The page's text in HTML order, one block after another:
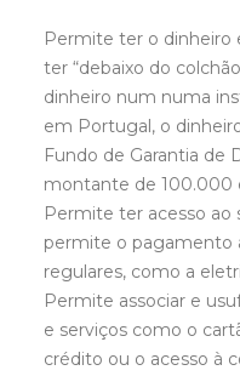
Permite ter o dinheiro
ter “debaixo do
dinheiro num numa
em Portugal, o
Fundo de Garantia de
montante de 100.000
Permite ter acesso ao
permite o pagamento
regulares, como a
Permite associar e
e serviços como o
crédito ou o acesso à